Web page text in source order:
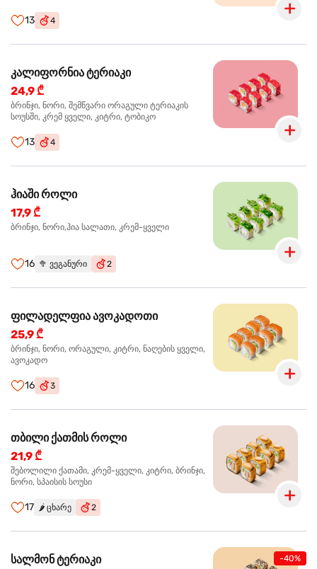
13 4
კალიფორნია ტერიაკი
24,9 ₾
ბრინჯი, ნორი, შემწვარი ორაგული ტერიაკის
სოუსში, კრემ ყველი, კიტრი, ტობიკო
13 4
ჰიაში როლი
17,9 ₾
ბრინჯი, ნორი,ჰია სალათი, კრემ-ყველი
16 🥦 ვეგანური 2
ფილადელფია ავოკადოთი
25,9 ₾
ბრინჯი, ნორი, ორაგული, კიტრი, ნაღების ყველი,
ავოკადო
16 3
თბილი ქათმის როლი
21,9 ₾
შებოლილი ქათამი, კრემ-ყველი, კიტრი, ბრინჯი,
ნორი, სპაისის სოუსი
17 🌶️ ცხარე 2
-40%
სალმონ ტერიაკი